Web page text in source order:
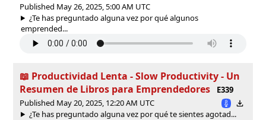
Published May 26, 2025, 5:00 AM UTC
¿Te has preguntado alguna vez por qué algunos
emprended...
📖 Productividad Lenta - Slow Productivity - Un
Resumen de Libros para Emprendedores
E339
Published May 20, 2025, 12:20 AM UTC
¿Te has preguntado alguna vez por qué te sientes agotad...